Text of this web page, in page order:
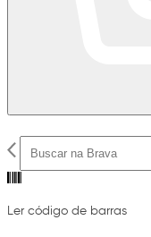
Ler código de barras